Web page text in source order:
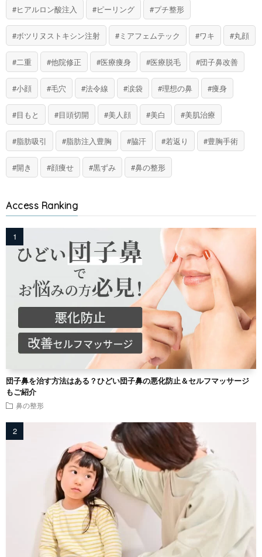
ヒアルロン酸注入 ピーリング プチ整形
ボツリヌストキシン注射 ミアフェムテック ワキ 丸顔
二重 他院修正 医療痩身 医療脱毛 団子鼻改善
小顔 毛穴 法令線 涙袋 理想の鼻 痩身
目もと 目頭切開 美人顔 美白 美肌治療
脂肪吸引 脂肪注入豊胸 脇汗 若返り 豊胸手術
開き 顔痩せ 黒ずみ 鼻の整形
Access Ranking
団子鼻を治す方法はある？ひどい団子鼻の悪化防止＆セルフマッサージ
もご紹介
鼻の整形